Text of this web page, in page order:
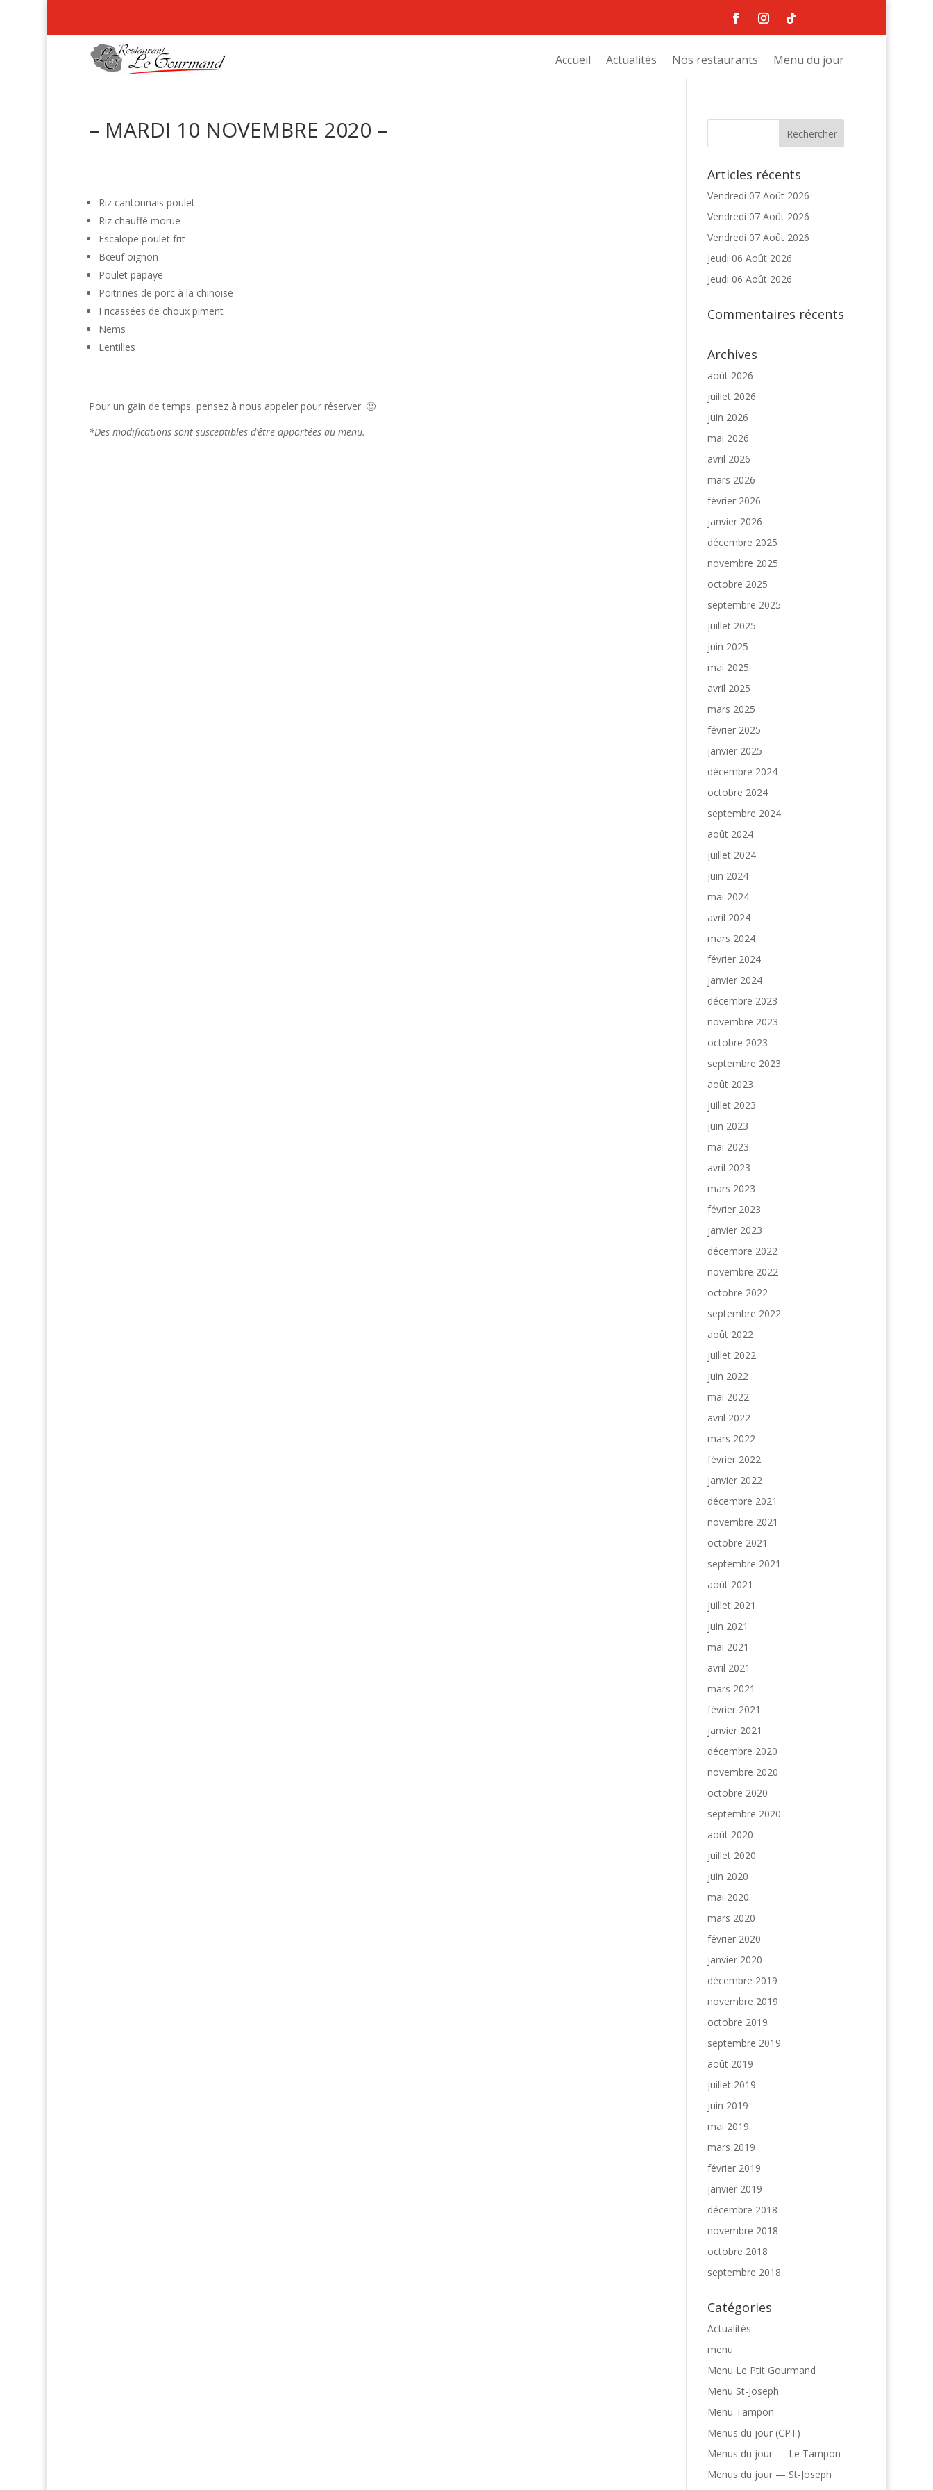
Accueil Actualités Nos restaurants Menu du jour
– MARDI 10 NOVEMBRE 2020 –
Riz cantonnais poulet
Riz chauffé morue
Escalope poulet frit
Bœuf oignon
Poulet papaye
Poitrines de porc à la chinoise
Fricassées de choux piment
Nems
Lentilles
Pour un gain de temps, pensez à nous appeler pour réserver. 🙂
*Des modifications sont susceptibles d’être apportées au menu.
Articles récents
Vendredi 07 Août 2026
Vendredi 07 Août 2026
Vendredi 07 Août 2026
Jeudi 06 Août 2026
Jeudi 06 Août 2026
Commentaires récents
Archives
août 2026
juillet 2026
juin 2026
mai 2026
avril 2026
mars 2026
février 2026
janvier 2026
décembre 2025
novembre 2025
octobre 2025
septembre 2025
juillet 2025
juin 2025
mai 2025
avril 2025
mars 2025
février 2025
janvier 2025
décembre 2024
octobre 2024
septembre 2024
août 2024
juillet 2024
juin 2024
mai 2024
avril 2024
mars 2024
février 2024
janvier 2024
décembre 2023
novembre 2023
octobre 2023
septembre 2023
août 2023
juillet 2023
juin 2023
mai 2023
avril 2023
mars 2023
février 2023
janvier 2023
décembre 2022
novembre 2022
octobre 2022
septembre 2022
août 2022
juillet 2022
juin 2022
mai 2022
avril 2022
mars 2022
février 2022
janvier 2022
décembre 2021
novembre 2021
octobre 2021
septembre 2021
août 2021
juillet 2021
juin 2021
mai 2021
avril 2021
mars 2021
février 2021
janvier 2021
décembre 2020
novembre 2020
octobre 2020
septembre 2020
août 2020
juillet 2020
juin 2020
mai 2020
mars 2020
février 2020
janvier 2020
décembre 2019
novembre 2019
octobre 2019
septembre 2019
août 2019
juillet 2019
juin 2019
mai 2019
mars 2019
février 2019
janvier 2019
décembre 2018
novembre 2018
octobre 2018
septembre 2018
Catégories
Actualités
menu
Menu Le Ptit Gourmand
Menu St-Joseph
Menu Tampon
Menus du jour (CPT)
Menus du jour — Le Tampon
Menus du jour — St-Joseph